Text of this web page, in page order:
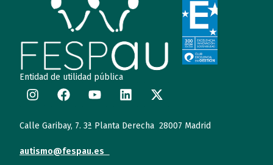
Entidad de utilidad pública
Calle Garibay, 7. 3ª Planta Derecha 28007 Madrid
autismo@fespau.es